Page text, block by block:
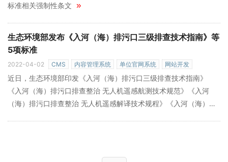
标准相关强制性条文 »
生态环境部发布《入河（海）排污口三级排查技术指南》等
5项标准
2022-04-02 CMS 内容管理系统 单位官网系统 网站开发
近日，生态环境部印发《入河（海）排污口三级排查技术指南》
《入河（海）排污口排查整治 无人机遥感航测技术规范》《入河
（海）排污口排查整治 无人机遥感解译技术规程》《入河（海）排